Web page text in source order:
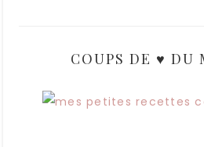
COUPS DE ♥ DU